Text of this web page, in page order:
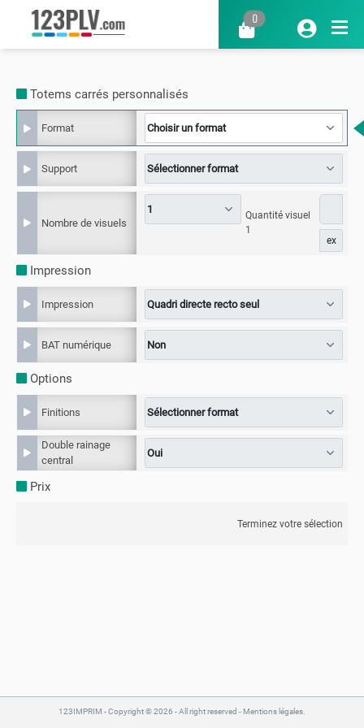
0
Totems carrés personnalisés
Format
Support
Nombre de visuels
Quantité visuel
1
ex
Impression
Impression
BAT numérique
Options
Finitions
Double rainage
central
Prix
Terminez votre sélection
123IMPRIM - Copyright © 2026 - All right reserved - Mentions légales